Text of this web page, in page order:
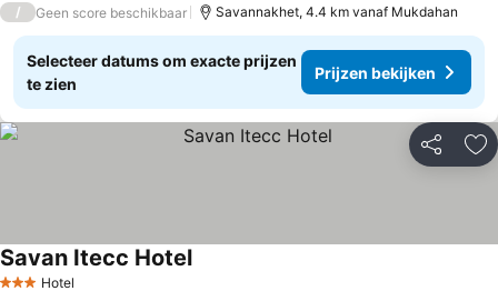
/ Geen score beschikbaar Savannakhet, 4.4 km vanaf Mukdahan
Selecteer datums om exacte prijzen
te zien
Prijzen bekijken
Delen
Hotel
Savan Itecc Hotel